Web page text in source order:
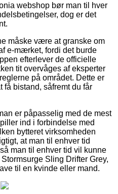
webshop bør man til hver
dog er det
måske være at granske om
e-mærket, fordi det burde
efterlever de officielle
tit overvåges af eksperter
på området. Dette er
få bistand, såfremt du får
er påpasselig med de mest
ind i forbindelse med
bytteret virksomheden
at man til enhver tid
man til enhver tid vil kunne
Sling Drifter Grey,
til en kvinde eller mand.